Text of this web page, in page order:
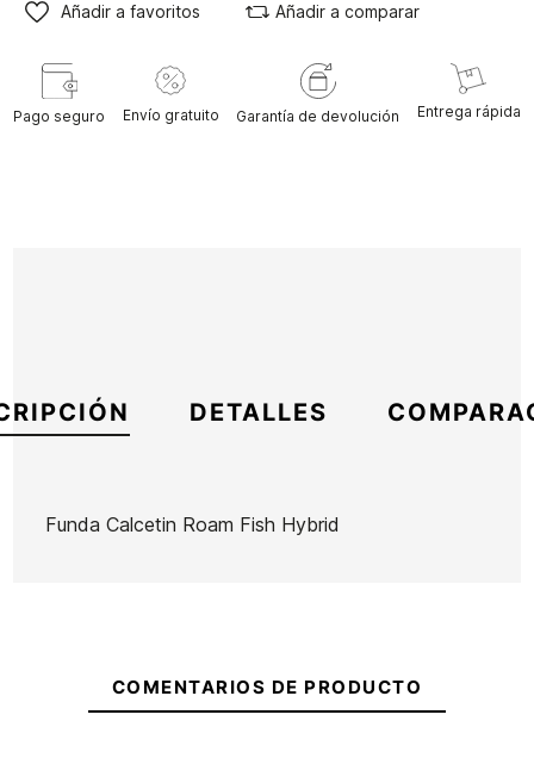
Añadir a favoritos Añadir a comparar
Pago seguro Envío gratuito Garantía de devolución Entrega rápida
DETALLES
Funda Calcetin Roam Fish Hybrid
COMENTARIOS DE PRODUCTO